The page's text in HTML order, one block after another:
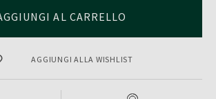
AL CARRELLO
AGGIUNGI ALLA WISHLIST